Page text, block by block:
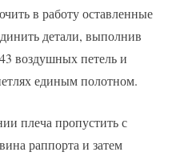
в работу оставленные
детали, выполнив
воздушных петель и
единым полотном.
плеча пропустить с
раппорта и затем